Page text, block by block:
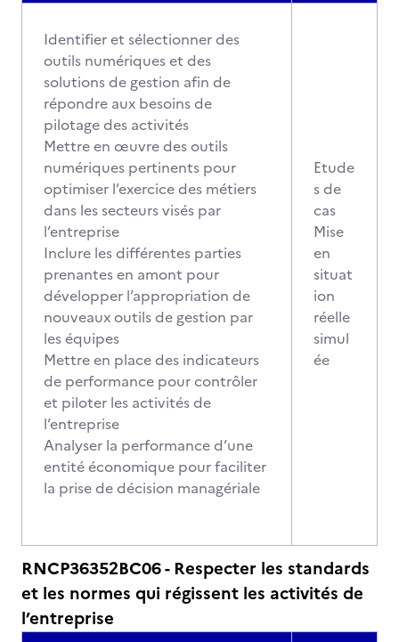
Identifier et sélectionner des
outils numériques et des
solutions de gestion afin de
répondre aux besoins de
pilotage des activités
Mettre en œuvre des outils
numériques pertinents pour
optimiser l’exercice des métiers
dans les secteurs visés par
l’entreprise
Inclure les différentes parties
prenantes en amont pour
développer l’appropriation de
nouveaux outils de gestion par
les équipes
Mettre en place des indicateurs
de performance pour contrôler
et piloter les activités de
l’entreprise
Analyser la performance d’une
entité économique pour faciliter
la prise de décision managériale
Etude
s de
cas
Mise
en
situat
ion
réelle
simul
ée
RNCP36352BC06 - Respecter les standards
et les normes qui régissent les activités de
l’entreprise